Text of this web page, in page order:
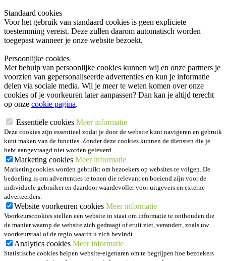
Standaard cookies
Voor het gebruik van standaard cookies is geen expliciete
toestemming vereist. Deze zullen daarom automatisch worden
toegepast wanneer je onze website bezoekt.
Persoonlijke cookies
Met behulp van persoonlijke cookies kunnen wij en onze partners je
voorzien van gepersonaliseerde advertenties en kun je informatie
delen via sociale media. Wil je meer te weten komen over onze
cookies of je voorkeuren later aanpassen? Dan kan je altijd terecht
op onze cookie pagina.
Essentiële cookies Meer informatie
Deze cookies zijn essentieel zodat je door de website kunt navigeren en gebruik
kunt maken van de functies. Zonder deze cookies kunnen de diensten die je
hebt aangevraagd niet worden geleverd.
Marketing cookies Meer informatie
Marketingcookies worden gebruikt om bezoekers op websites te volgen. De
bedoeling is om advertenties te tonen die relevant en boeiend zijn voor de
individuele gebruiker en daardoor waardevoller voor uitgevers en externe
adverteerders.
Website voorkeuren cookies Meer informatie
Voorkeurscookies stellen een website in staat om informatie te onthouden die
de manier waarop de website zich gedraagt of eruit ziet, verandert, zoals uw
voorkeurstaal of de regio waarin u zich bevindt.
Analytics cookies Meer informatie
Statistische cookies helpen website-eigenaren om te begrijpen hoe bezoekers